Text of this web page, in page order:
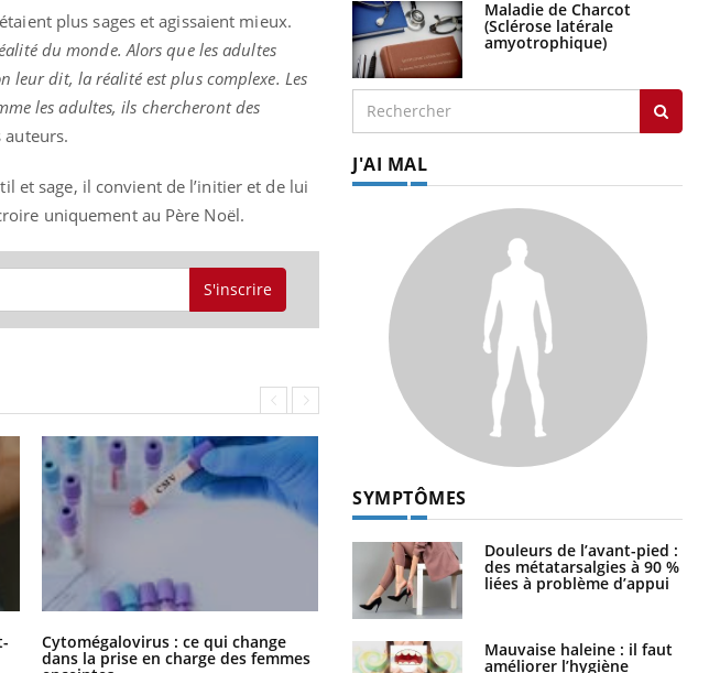
plus sages et agissaient mieux.
du monde. Alors que les adultes
leur dit, la réalité est plus complexe. Les
les adultes, ils chercheront des
auteurs.
et sage, il convient de l’initier et de lui
uniquement au Père Noël.
S'inscrire
Cytomégalovirus : ce qui change
dans la prise en charge des femmes
La sieste empêche-t-elle de dormir
la nuit ?
Maladie de Charcot
(Sclérose latérale
amyotrophique)
J'AI MAL
SYMPTÔMES
Douleurs de l’avant-pied :
des métatarsalgies à 90 %
liées à problème d’appui
Mauvaise haleine : il faut
améliorer l’hygiène